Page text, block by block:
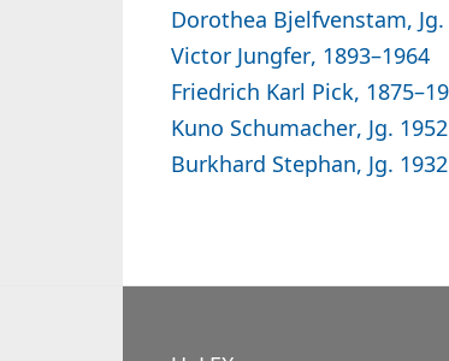
Dorothea Bjelfvenstam, Jg.
Victor Jungfer, 1893–1964
Friedrich Karl Pick,
Kuno Schumacher, Jg. 1952
Burkhard Stephan, Jg. 1932